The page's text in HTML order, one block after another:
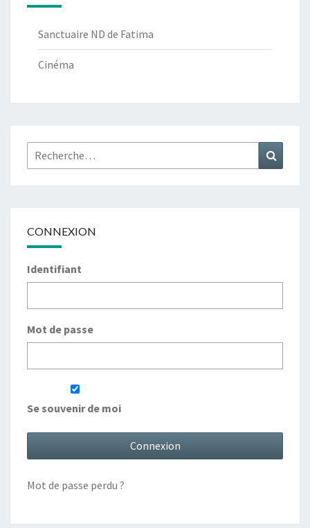
Sanctuaire ND de Fatima
Cinéma
Rechercher :
CONNEXION
Identifiant
Mot de passe
Se souvenir de moi
Mot de passe perdu ?